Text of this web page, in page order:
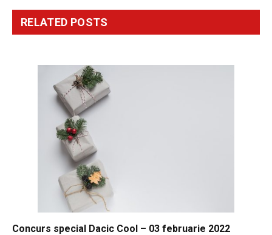
RELATED POSTS
Concurs special Dacic Cool – 03 februarie 2022